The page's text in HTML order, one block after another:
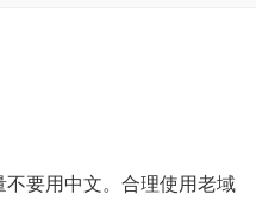
要用中文。合理使用老域